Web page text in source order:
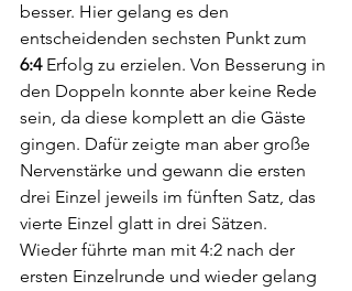
besser. Hier gelang es den
entscheidenden sechsten Punkt zum
6:4 Erfolg zu erzielen. Von Besserung in
den Doppeln konnte aber keine Rede
sein, da diese komplett an die Gäste
gingen. Dafür zeigte man aber große
Nervenstärke und gewann die ersten
drei Einzel jeweils im fünften Satz, das
vierte Einzel glatt in drei Sätzen.
Wieder führte man mit 4:2 nach der
ersten Einzelrunde und wieder gelang